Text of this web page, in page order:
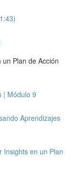
Plan de Acción
| Módulo 9
Aprendizajes
Insights en un Plan